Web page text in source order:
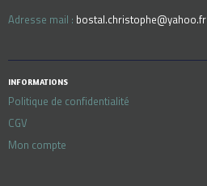
Adresse mail : bostal.christophe@yahoo.fr
INFORMATIONS
Politique de confidentialité
CGV
Mon compte